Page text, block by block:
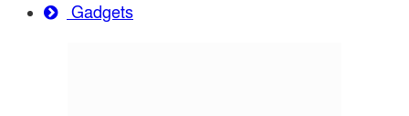
Gadgets